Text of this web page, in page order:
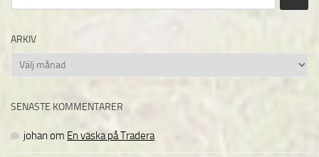
efter:
ARKIV
Arkiv
SENASTE KOMMENTARER
johan om En väska på Tradera